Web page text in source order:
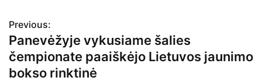
N
a
v
Previous:
Panevėžyje vykusiame šalies
čempionate paaiškėjo Lietuvos jaunimo
bokso rinktinė